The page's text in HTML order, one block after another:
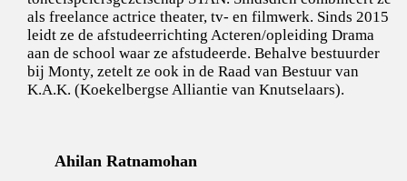
als freelance actrice theater, tv- en filmwerk. Sinds 2015
leidt ze de afstudeerrichting Acteren/opleiding Drama
aan de school waar ze afstudeerde. Behalve bestuurder
bij Monty, zetelt ze ook in de Raad van Bestuur van
K.A.K. (Koekelbergse Alliantie van Knutselaars).
Ahilan Ratnamohan